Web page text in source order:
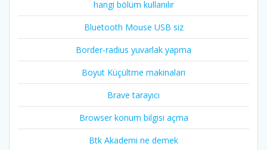
hangi bölüm kullanılır
Bluetooth Mouse USB siz
Border-radius yuvarlak yapma
Boyut Küçültme makinaları
Brave tarayıcı
Browser konum bilgisi açma
Btk Akademi ne demek